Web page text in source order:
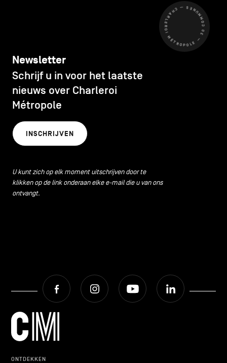
CHARLEROI MÉTROPOLE — 30 COMMUNES —
Newsletter
Schrijf u in voor het laatste
nieuws over Charleroi
Métropole
INSCHRIJVEN
U kunt zich op elk moment uitschrijven door te
klikken op de link onderaan elke e-mail die u van ons
ontvangt.
Facebook Instagram Youtube
ONTDEKKEN